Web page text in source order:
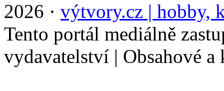
2026 · výtvory.cz | hobby,
Tento portál mediálně
vydavatelství | Obsahové